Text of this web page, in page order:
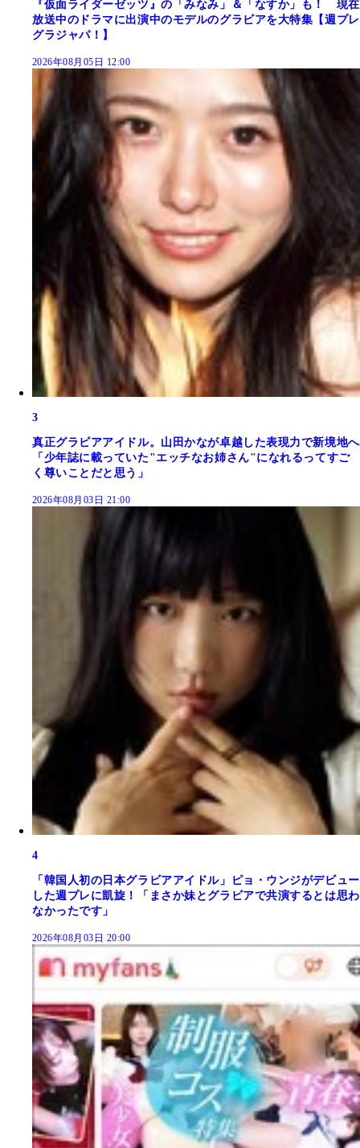
『仮面ライダーゼッツ』の「みなみ」＆「なすか」も！ 現在
放送中のドラマに出演中のモデルのグラビアを大特集【週プレ
グラジャパ！】
2026年08月05日 12:00
3
真正グラビアアイドル。山田かなが卓越した表現力で新境地へ
「少年誌に載っていた"エッチなお姉さん"になれるってすご
く尊いことだと思う」
2026年08月03日 21:00
4
「韓国人初の日本グラビアアイドル」ピョ・ウンジがデビュー
した週プレに凱旋！「まさか妹とグラビアで共演するとは思わ
なかったです」
2026年08月03日 20:00